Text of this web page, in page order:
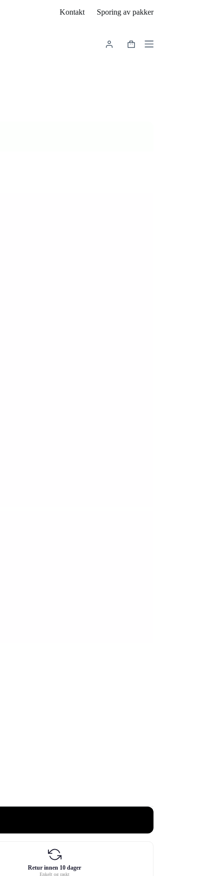
Kontakt Sporing av pakker
Handlekurv
Retur innen 10 dager
Enkelt og raskt